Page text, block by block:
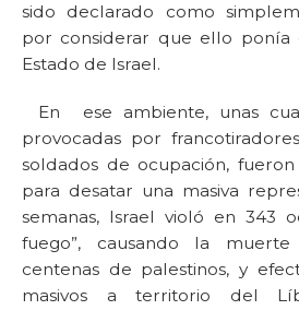
sido declarado como
por considerar que ello ponía
Estado de Israel.
En ese ambiente, unas
provocadas por
soldados de ocupación,
para desatar una masiva
semanas, Israel violó en 343
fuego”, causando la
centenas de palestinos, y
masivos a territorio del